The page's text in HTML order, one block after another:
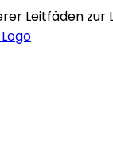
Leitfäden zur